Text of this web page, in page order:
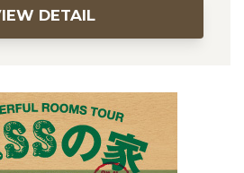
DETAIL